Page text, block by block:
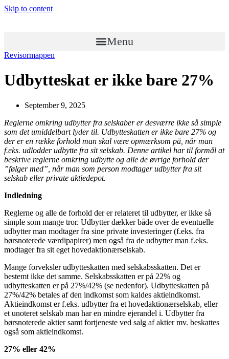
Skip to content
Menu
Revisormappen
Udbytteskat er ikke bare 27%
September 9, 2025
Reglerne omkring udbytter fra selskaber er desværre ikke så simple
som det umiddelbart lyder til. Udbytte­skatten er ikke bare 27% og
der er en række forhold man skal være opmærksom på, når man
f.eks. udlodder udbytte fra sit selskab. Denne artikel har til formål at
beskrive reglerne omkring udbytte og alle de øvrige forhold der
”følger med”, når man som person modtager udbytter fra sit
selskab eller private aktiedepot.
Indledning
Reglerne og alle de forhold der er relateret til udbytter, er ikke så
simple som mange tror. Udbytter dækker både over de eventuelle
udbytter man modtager fra sine private investeringer (f.eks. fra
børsnoterede værdipapirer) men også fra de udbytter man f.eks.
modtager fra sit eget hovedaktionærselskab.
Mange forveksler udbytteskatten med selskabsskatten. Det er
bestemt ikke det samme. Selskabsskatten er på 22% og
udbytteskatten er på 27%/42% (se nedenfor). Udbytteskatten på
27%/42% betales af den indkomst som kaldes aktieindkomst.
Aktieindkomst er f.eks. udbytter fra et hovedaktionærselskab, eller
et unoteret selskab man har en mindre ejerandel i. Udbytter fra
børsnoterede aktier samt fortjeneste ved salg af aktier mv. beskattes
også som aktieindkomst.
27% eller 42%